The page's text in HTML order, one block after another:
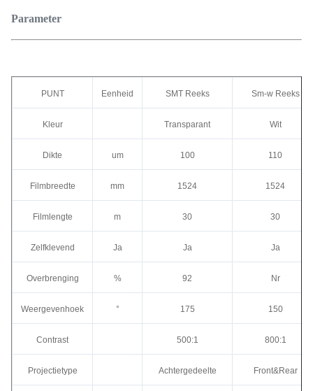
Parameter
PUNT Eenheid SMT Reeks Sm-w Reeks
Kleur Transparant Wit
Dikte um 100 110
Filmbreedte mm 1524 1524
Filmlengte m 30 30
Zelfklevend Ja Ja Ja
Overbrenging % 92 Nr
Weergevenhoek ° 175 150
Contrast 500:1 800:1
Projectietype Achtergedeelte Front&Rear